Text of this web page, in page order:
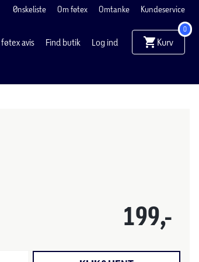
Ønskeliste Om føtex Omtanke Kundeservice
føtex avis Find butik Log ind Kurv
0
199,-